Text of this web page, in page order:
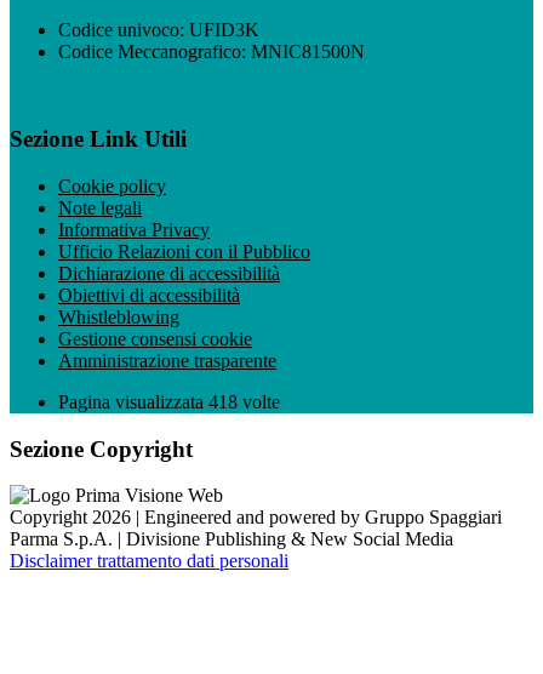
Codice univoco: UFID3K
Codice Meccanografico: MNIC81500N
Sezione Link Utili
Cookie policy
Note legali
Informativa Privacy
Ufficio Relazioni con il Pubblico
Dichiarazione di accessibilità
Obiettivi di accessibilità
Whistleblowing
Gestione consensi cookie
Amministrazione trasparente
Pagina visualizzata 418 volte
Sezione Copyright
Copyright 2026 | Engineered and powered by Gruppo Spaggiari
Parma S.p.A. | Divisione Publishing & New Social Media
Disclaimer trattamento dati personali